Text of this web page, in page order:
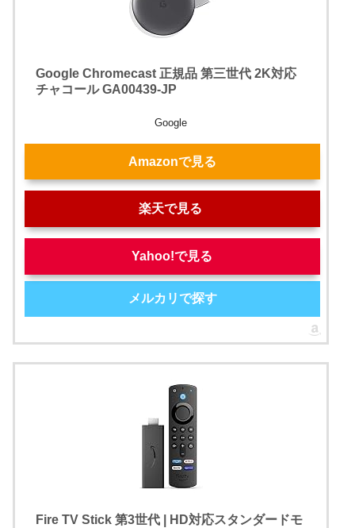
Google Chromecast 正規品 第三世代 2K対応
チャコール GA00439-JP
Google
Amazonで見る
楽天で見る
Yahoo!で見る
メルカリで探す
Fire TV Stick 第3世代 | HD対応スタンダードモ